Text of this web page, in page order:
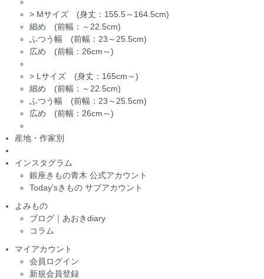
> Mサイズ (身丈：155.5～164.5cm)
細め (前幅：～22.5cm)
ふつう幅 (前幅：23～25.5cm)
広め (前幅：26cm～)
> Lサイズ (身丈：165cm～)
細め (前幅：～22.5cm)
ふつう幅 (前幅：23～25.5cm)
広め (前幅：26cm～)
産地・作家別
インスタグラム
銀座きもの青木 公式アカウント
Today'sきもの サブアカウント
よみもの
ブログ｜あおきdiary
コラム
マイアカウント
会員ログイン
新規会員登録